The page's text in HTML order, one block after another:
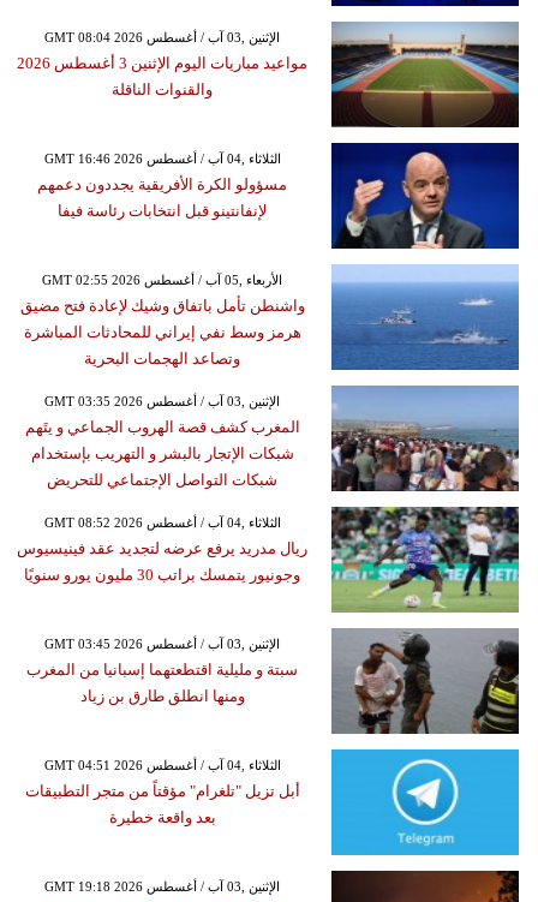
GMT 08:04 2026 الإثنين ,03 آب / أغسطس
مواعيد مباريات اليوم الإثنين 3 أغسطس 2026
والقنوات الناقلة
GMT 16:46 2026 الثلاثاء ,04 آب / أغسطس
مسؤولو الكرة الأفريقية يجددون دعمهم
لإنفانتينو قبل انتخابات رئاسة فيفا
GMT 02:55 2026 الأربعاء ,05 آب / أغسطس
واشنطن تأمل باتفاق وشيك لإعادة فتح مضيق
هرمز وسط نفي إيراني للمحادثات المباشرة
وتصاعد الهجمات البحرية
GMT 03:35 2026 الإثنين ,03 آب / أغسطس
المغرب كشف قصة الهروب الجماعي و يتَهم
شبكات الإتجار بالبشر و التهريب بإستخدام
شبكات التواصل الإجتماعي للتحريض
GMT 08:52 2026 الثلاثاء ,04 آب / أغسطس
ريال مدريد يرفع عرضه لتجديد عقد فينيسيوس
وجونيور يتمسك براتب 30 مليون يورو سنويًا
GMT 03:45 2026 الإثنين ,03 آب / أغسطس
سبتة و مليلية اقتطعتهما إسبانيا من المغرب
ومنها انطلق طارق بن زياد
GMT 04:51 2026 الثلاثاء ,04 آب / أغسطس
أبل تزيل "تلغرام" مؤقتاً من متجر التطبيقات
بعد واقعة خطيرة
GMT 19:18 2026 الإثنين ,03 آب / أغسطس